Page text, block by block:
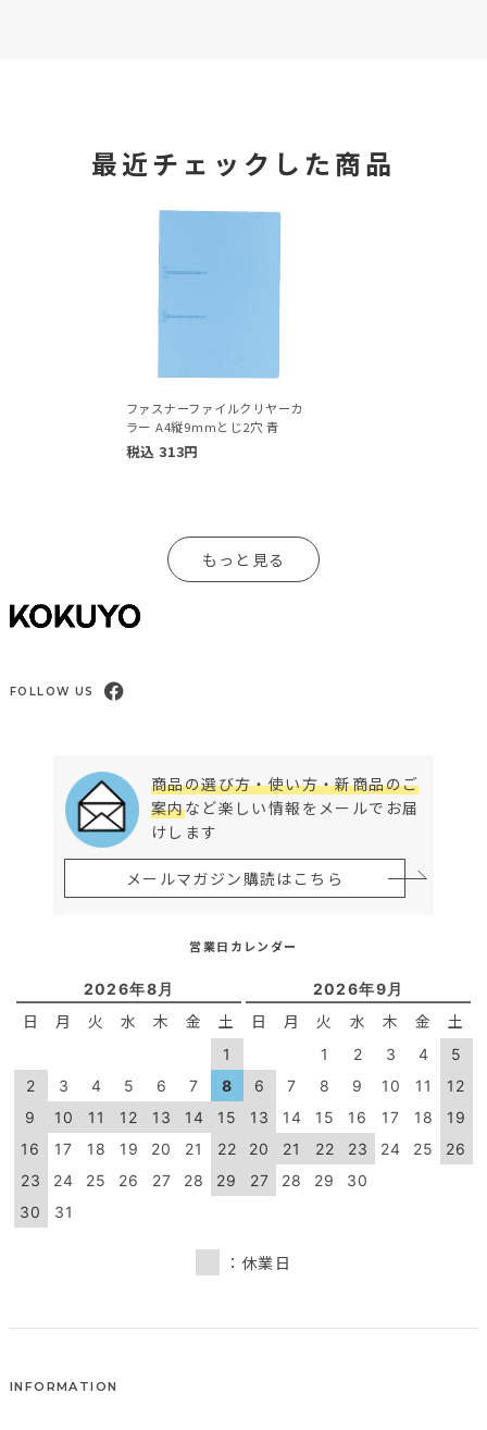
最近チェックした商品
ファスナーファイルクリヤーカ
ラー A4縦9mmとじ2穴 青
税込 313円
もっと見る
FOLLOW US
商品の選び方・使い方・新商品のご
案内など楽しい情報をメールでお届
けします
メールマガジン購読はこちら
営業日カレンダー
2026年8月
日 月 火 水 木 金 土
1
2
3 4 5 6 7
8
9
10 11 12 13 14
15
16
17 18 19 20 21
22
23
24 25 26 27 28
29
30
31
2026年9月
日 月 火 水 木 金 土
1 2 3 4
5
6
7 8 9 10 11
12
13
14 15 16 17 18
19
20
21 22 23 24 25
26
27
28 29 30
：休業日
INFORMATION